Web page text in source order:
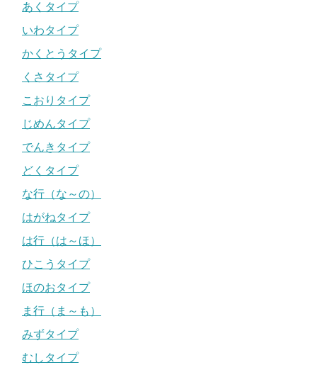
あくタイプ
いわタイプ
かくとうタイプ
くさタイプ
こおりタイプ
じめんタイプ
でんきタイプ
どくタイプ
な行（な～の）
はがねタイプ
は行（は～ほ）
ひこうタイプ
ほのおタイプ
ま行（ま～も）
みずタイプ
むしタイプ